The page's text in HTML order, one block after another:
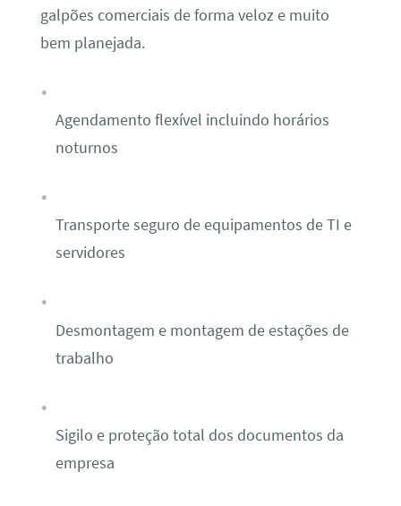
galpões comerciais de forma veloz e muito
bem planejada.
Agendamento flexível incluindo horários
noturnos
Transporte seguro de equipamentos de TI e
servidores
Desmontagem e montagem de estações de
trabalho
Sigilo e proteção total dos documentos da
empresa